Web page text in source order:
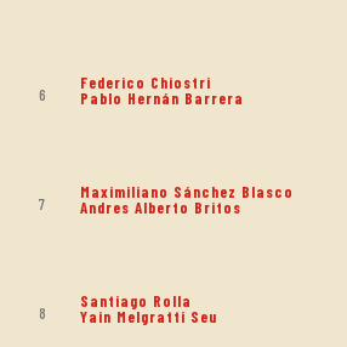
6
Federico Chiostri
Pablo Hernán Barrera
7
Maximiliano Sánchez Blasco
Andres Alberto Britos
8
Santiago Rolla
Yain Melgratti Seu